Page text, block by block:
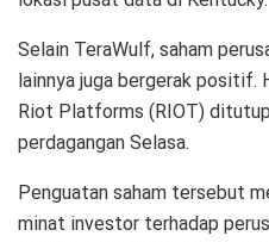
Selain TeraWulf, saham
lainnya juga bergerak positif.
Riot Platforms (RIOT)
perdagangan Selasa.
Penguatan saham tersebut
minat investor terhadap